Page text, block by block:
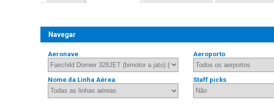
Navegar
Aeronave Aeroporto
Nome da Linha Aérea Staff picks